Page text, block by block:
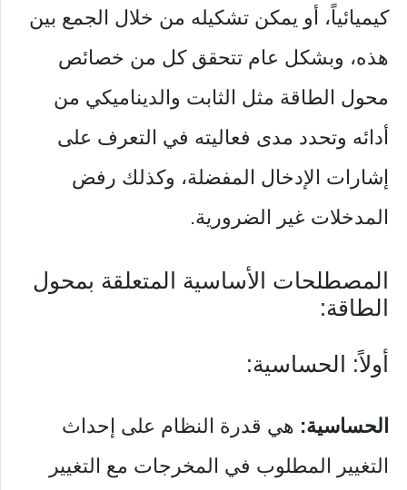
كيميائياً، أو يمكن تشكيله من خلال الجمع بين
هذه، وبشكل عام تتحقق كل من خصائص
محول الطاقة مثل الثابت والديناميكي من
أدائه وتحدد مدى فعاليته في التعرف على
إشارات الإدخال المفضلة، وكذلك رفض
المدخلات غير الضرورية.
المصطلحات الأساسية المتعلقة بمحول
الطاقة:
أولاً: الحساسية:
الحساسية: هي قدرة النظام على إحداث
التغيير المطلوب في المخرجات مع التغيير